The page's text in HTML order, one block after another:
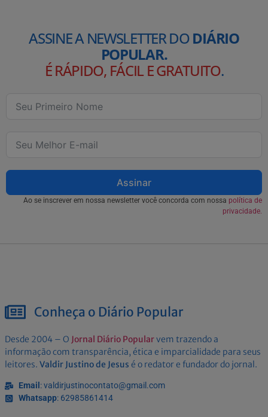
ASSINE A NEWSLETTER DODIÁRIO
POPULAR.
É RÁPIDO, FÁCIL E GRATUITO.
Assinar
Ao se inscrever em nossa newsletter você concorda com nossa política de
privacidade.
Conheça o Diário Popular
Desde 2004 – O Jornal Diário Popularvem trazendo a
informação com transparência, ética e imparcialidade para seus
leitores. Valdir Justino de Jesus é o redator e fundador do jornal.
Email : valdirjustinocontato@gmail.com
Whatsapp: 62985861414